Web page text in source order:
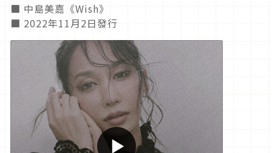
■ 中島美嘉《Wish》
■ 2022年11月2日發行